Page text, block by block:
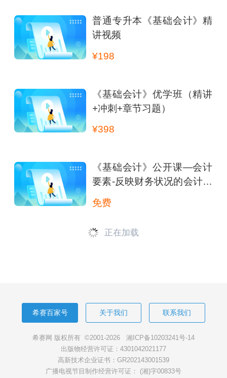
普通专升本《基础会计》精
讲视频
¥198
《基础会计》优学班（精讲
+冲刺+章节习题）
¥398
《基础会计》公开课—会计
要素-反映财务状况的会计要
素
免费
正在加载
希赛百家号 关于我们 联系我们
希赛网 版权所有 ©2001-2026 湘ICP备10203241号-14
出版物经营许可证：4301042021177
高新技术企业证书：GR202143001539
广播电视节目制作经营许可证： (湘)字00833号